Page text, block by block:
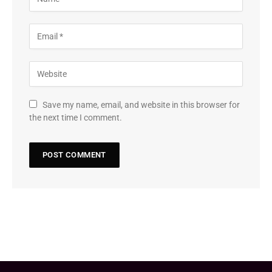
Save my name, email, and website in this browser for
the next time I comment.